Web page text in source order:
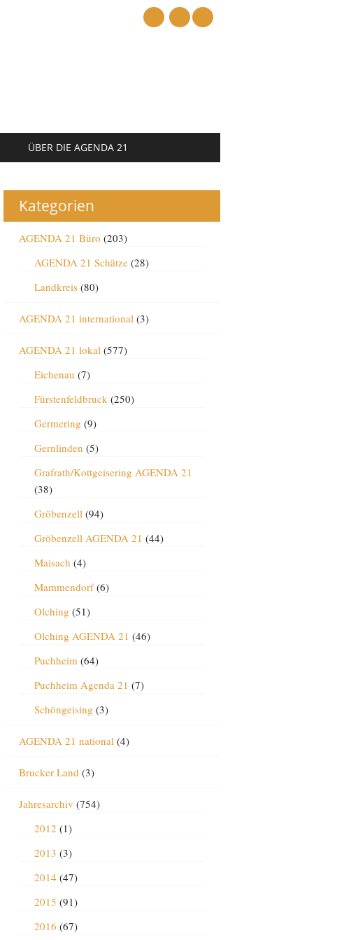
ÜBER DIE AGENDA 21
Kategorien
AGENDA 21 Büro (203)
AGENDA 21 Schätze(28)
Landkreis(80)
AGENDA 21 international(3)
AGENDA 21 lokal(577)
Eichenau (7)
Fürstenfeldbruck(250)
Germering (9)
Gernlinden (5)
Grafrath/Kottgeisering AGENDA 21
(38)
Gröbenzell(94)
Gröbenzell AGENDA 21 (44)
Maisach (4)
Mammendorf(6)
Olching (51)
Olching AGENDA 21 (46)
Puchheim(64)
Puchheim Agenda 21 (7)
Schöngeising (3)
AGENDA 21 national(4)
Brucker Land (3)
Jahresarchiv (754)
2012 (1)
2013 (3)
2014 (47)
2015 (91)
2016 (67)